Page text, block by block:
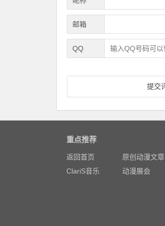
邮箱
QQ
重点推荐
返回首页 原创动漫文章
ClariS音乐
动漫展会